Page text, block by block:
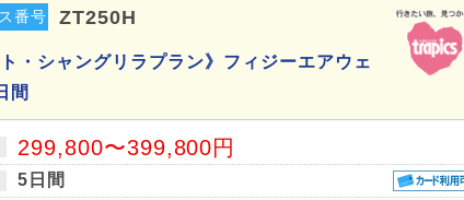
番号 ZT250H
・シャングリラプラン》フィジーエアウェ
間
299,800〜399,800円
5日間